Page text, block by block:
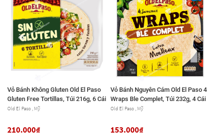
Vỏ Bánh Không Gluten Old El Paso
Gluten Free Tortillas, Túi 216g, 6 Cái
Old El Paso , Mỹ
210.000₫
Vỏ Bánh Nguyên Cám Old El Paso 4
Wraps Ble Complet, Túi 232g, 4 Cái
Old El Paso , Mỹ
153.000₫